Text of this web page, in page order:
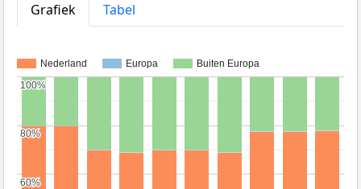
Grafiek
Tabel
Nederland Europa Buiten Europa
60%
60%
80%
80%
100%
100%